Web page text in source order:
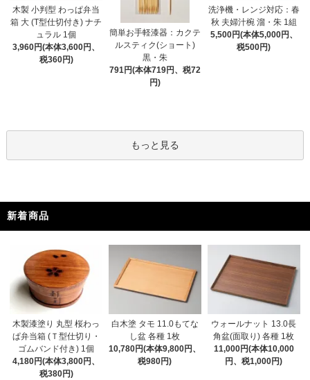
木製 小判型 わっぱ弁当
箱 大 (T型仕切付き) ナチ
ュラル 1個
3,960円(本体3,600円、
税360円)
簡単お手軽漆器：カクテ
ルスティク(ショート)
黒・朱
791円(本体719円、税72
円)
洗浄機・レンジ対応：春
秋 夫婦汁椀 溜・朱 1組
5,500円(本体5,000円、
税500円)
もっと見る
新着商品
木製漆塗り 丸型 桜わっ
ぱ弁当箱 (Ｔ型仕切り・
ゴムバンド付き) 1個
4,180円(本体3,800円、
税380円)
白木塗 タモ 11.0もてな
し盆 各種 1枚
10,780円(本体9,800円、
税980円)
ウォールナット 13.0長
角盆(面取り) 各種 1枚
11,000円(本体10,000
円、税1,000円)